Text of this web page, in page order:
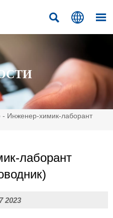
  
- Инженер-химик-лаборант
лаборант
2023